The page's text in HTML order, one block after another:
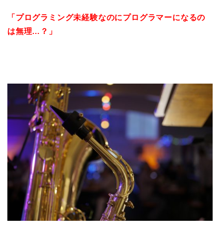
「プログラミング未経験なのにプログラマーになるの
は無理…？」